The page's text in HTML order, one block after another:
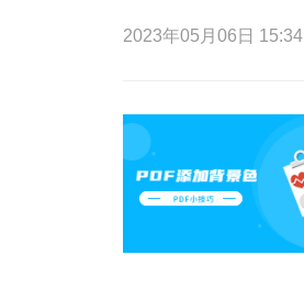
2023年05月06日 15:34